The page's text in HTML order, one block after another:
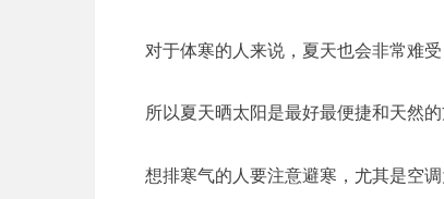
对于体寒的人来说，夏天也会非常难
所以夏天晒太阳是最好最便捷和天然
想排寒气的人要注意避寒，尤其是空调